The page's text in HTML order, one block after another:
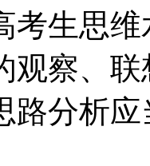
考生思
观察、
路分析